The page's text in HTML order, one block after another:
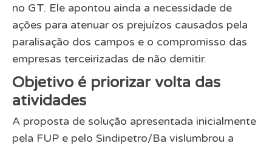
no GT. Ele apontou ainda a necessidade de
ações para atenuar os prejuízos causados pela
paralisação dos campos e o compromisso das
empresas terceirizadas de não demitir.
Objetivo é priorizar volta das
atividades
A proposta de solução apresentada inicialmente
pela FUP e pelo Sindipetro/Ba vislumbrou a